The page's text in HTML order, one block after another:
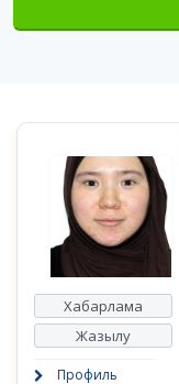
Хабарлама
Жазылу
Профиль